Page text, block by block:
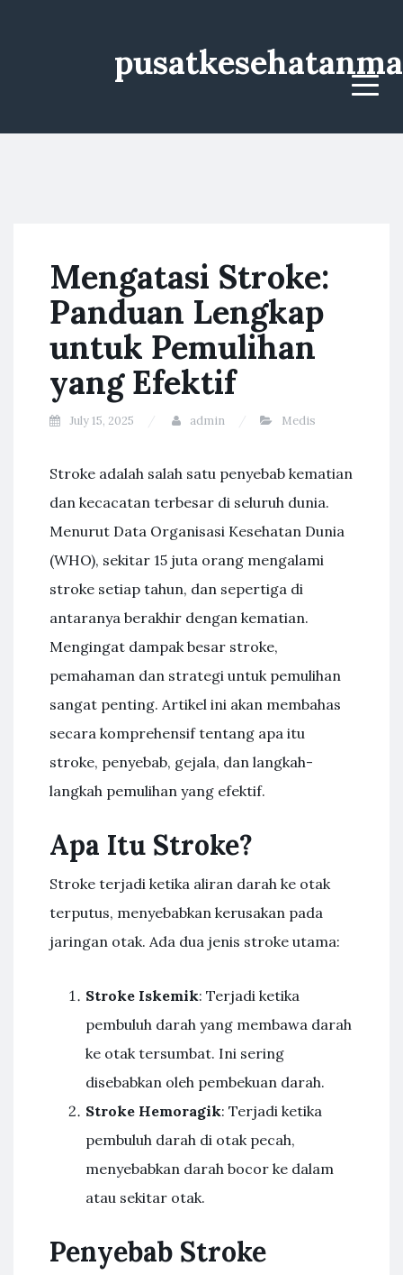
Menu
Mengatasi Stroke:
Panduan Lengkap
untuk Pemulihan
yang Efektif
July 15, 2025 admin Medis
Stroke adalah salah satu penyebab kematian
dan kecacatan terbesar di seluruh dunia.
Menurut Data Organisasi Kesehatan Dunia
(WHO), sekitar 15 juta orang mengalami
stroke setiap tahun, dan sepertiga di
antaranya berakhir dengan kematian.
Mengingat dampak besar stroke,
pemahaman dan strategi untuk pemulihan
sangat penting. Artikel ini akan membahas
secara komprehensif tentang apa itu
stroke, penyebab, gejala, dan langkah-
langkah pemulihan yang efektif.
Apa Itu Stroke?
Stroke terjadi ketika aliran darah ke otak
terputus, menyebabkan kerusakan pada
jaringan otak. Ada dua jenis stroke utama:
Stroke Iskemik: Terjadi ketika
pembuluh darah yang membawa darah
ke otak tersumbat. Ini sering
disebabkan oleh pembekuan darah.
Stroke Hemoragik: Terjadi ketika
pembuluh darah di otak pecah,
menyebabkan darah bocor ke dalam
atau sekitar otak.
Penyebab Stroke